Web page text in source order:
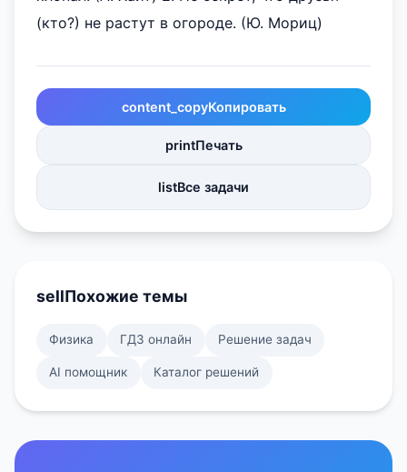
(кто?) не растут в огороде. (Ю. Мориц)
content_copyКопировать
printПечать
listВсе задачи
sellПохожие темы
Физика ГДЗ онлайн Решение задач
AI помощник Каталог решений